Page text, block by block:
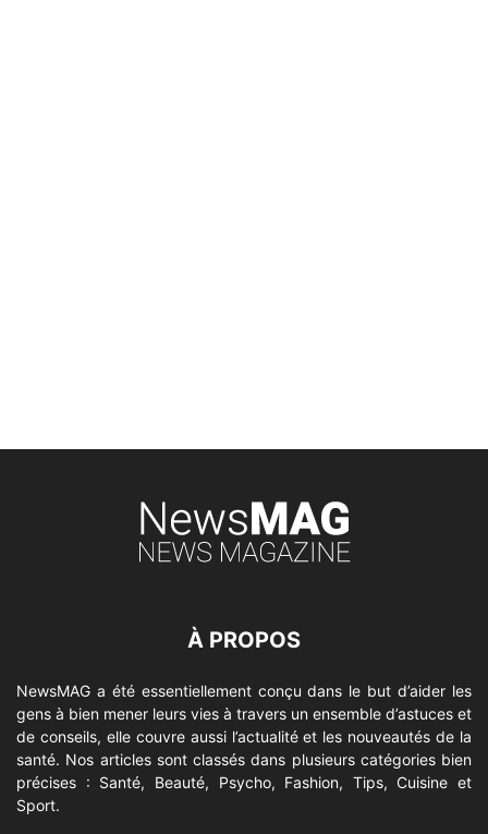
À PROPOS
NewsMAG a été essentiellement conçu dans le but d’aider les
gens à bien mener leurs vies à travers un ensemble d’astuces et
de conseils, elle couvre aussi l’actualité et les nouveautés de la
santé. Nos articles sont classés dans plusieurs catégories bien
précises : Santé, Beauté, Psycho, Fashion, Tips, Cuisine et
Sport.